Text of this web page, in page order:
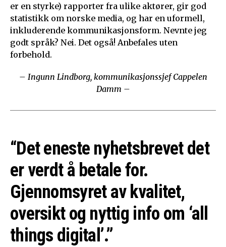
er en styrke) rapporter fra ulike aktører, gir god
statistikk om norske media, og har en uformell,
inkluderende kommunikasjonsform. Nevnte jeg
godt språk? Nei. Det også! Anbefales uten
forbehold.
– Ingunn Lindborg, kommunikasjonssjef Cappelen
Damm –
“Det eneste nyhetsbrevet det
er verdt å betale for.
Gjennomsyret av kvalitet,
oversikt og nyttig info om ‘all
things digital’.”